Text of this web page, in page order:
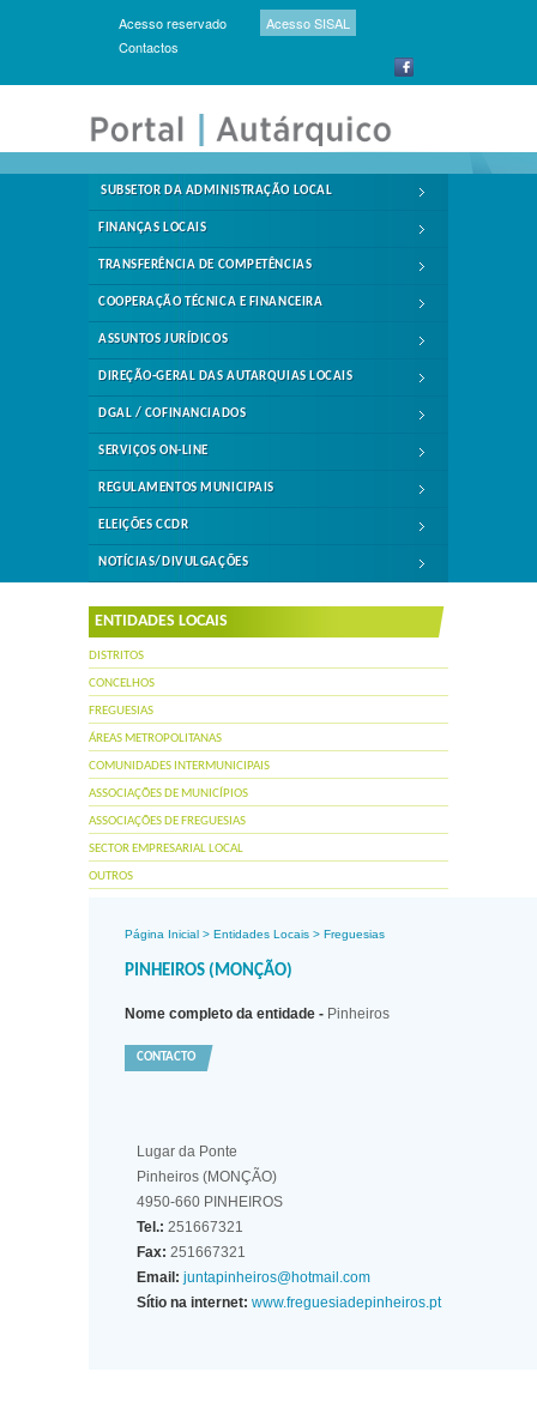
Acesso reservado
Acesso SISAL
Contactos
SUBSETOR DA ADMINISTRAÇÃO LOCAL
FINANÇAS LOCAIS
TRANSFERÊNCIA DE COMPETÊNCIAS
COOPERAÇÃO TÉCNICA E FINANCEIRA
ASSUNTOS JURÍDICOS
DIREÇÃO-GERAL DAS AUTARQUIAS LOCAIS
DGAL / COFINANCIADOS
SERVIÇOS ON-LINE
REGULAMENTOS MUNICIPAIS
ELEIÇÕES CCDR
NOTÍCIAS/DIVULGAÇÕES
ENTIDADES LOCAIS
DISTRITOS
CONCELHOS
FREGUESIAS
ÁREAS METROPOLITANAS
COMUNIDADES INTERMUNICIPAIS
ASSOCIAÇÕES DE MUNICÍPIOS
ASSOCIAÇÕES DE FREGUESIAS
SECTOR EMPRESARIAL LOCAL
OUTROS
Página Inicial > Entidades Locais > Freguesias
PINHEIROS (MONÇÃO)
Nome completo da entidade - Pinheiros
CONTACTO
Lugar da Ponte
Pinheiros (MONÇÃO)
4950-660 PINHEIROS
Tel.: 251667321
Fax: 251667321
Email: juntapinheiros@hotmail.com
Sítio na internet: www.freguesiadepinheiros.pt